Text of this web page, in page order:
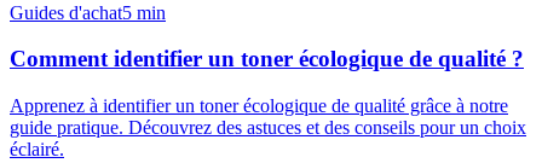
Guides d'achat5 min
Comment identifier un toner écologique de qualité ?
Apprenez à identifier un toner écologique de qualité grâce à notre
guide pratique. Découvrez des astuces et des conseils pour un choix
éclairé.